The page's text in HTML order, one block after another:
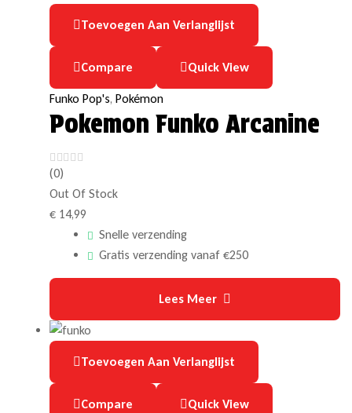
Toevoegen Aan Verlanglijst
Compare Quick View
Funko Pop's, Pokémon
Pokemon Funko Arcanine
(0)
Out Of Stock
€ 14,99
Snelle verzending
Gratis verzending vanaf €250
Lees Meer
Toevoegen Aan Verlanglijst
Compare Quick View